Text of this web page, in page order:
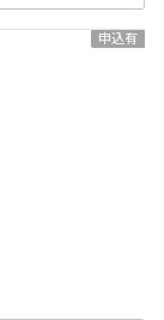
申込有